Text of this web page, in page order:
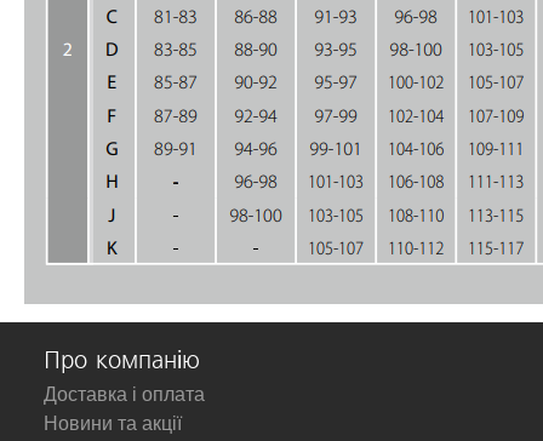
Про компанію
Доставка і оплата
Новини та акції